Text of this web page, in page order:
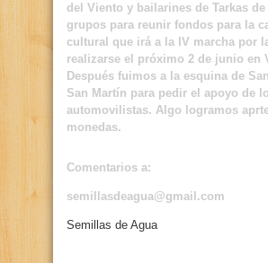
del Viento y bailarines de Tarkas
grupos para reunir fondos para la
cultural que irá a la IV marcha por
realizarse el próximo 2 de junio en
Después fuimos a la esquina de
San Martín para pedir el apoyo de
automovilistas. Algo logramos
monedas.
Comentarios a:
semillasdeagua@gmail.com
Semillas de Agua